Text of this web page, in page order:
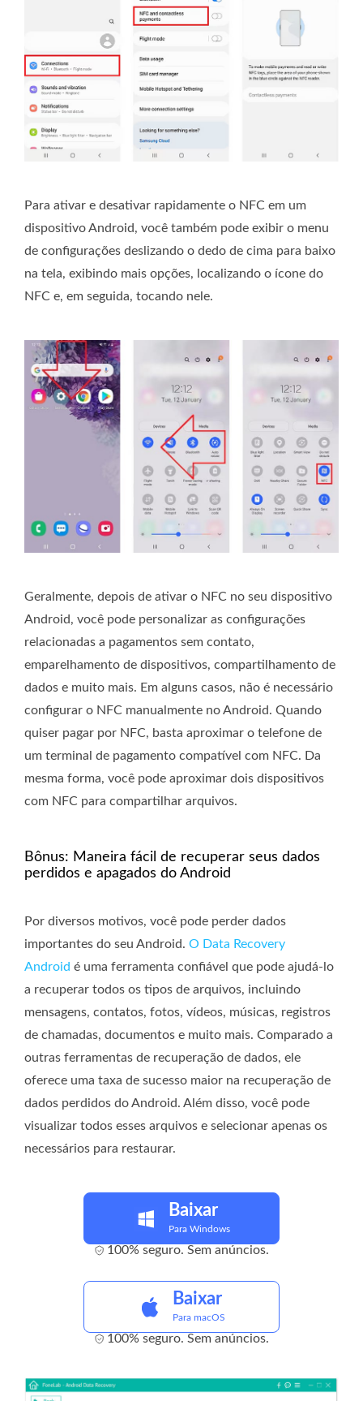
Para ativar e desativar rapidamente o NFC em um
dispositivo Android, você também pode exibir o menu
de configurações deslizando o dedo de cima para baixo
na tela, exibindo mais opções, localizando o ícone do
NFC e, em seguida, tocando nele.
Geralmente, depois de ativar o NFC no seu dispositivo
Android, você pode personalizar as configurações
relacionadas a pagamentos sem contato,
emparelhamento de dispositivos, compartilhamento de
dados e muito mais. Em alguns casos, não é necessário
configurar o NFC manualmente no Android. Quando
quiser pagar por NFC, basta aproximar o telefone de
um terminal de pagamento compatível com NFC. Da
mesma forma, você pode aproximar dois dispositivos
com NFC para compartilhar arquivos.
Bônus: Maneira fácil de recuperar seus dados
perdidos e apagados do Android
Por diversos motivos, você pode perder dados
importantes do seu Android. O Data Recovery
Android é uma ferramenta confiável que pode ajudá-lo
a recuperar todos os tipos de arquivos, incluindo
mensagens, contatos, fotos, vídeos, músicas, registros
de chamadas, documentos e muito mais. Comparado a
outras ferramentas de recuperação de dados, ele
oferece uma taxa de sucesso maior na recuperação de
dados perdidos do Android. Além disso, você pode
visualizar todos esses arquivos e selecionar apenas os
necessários para restaurar.
Baixar
Para Windows
100% seguro. Sem anúncios.
Baixar
Para macOS
100% seguro. Sem anúncios.